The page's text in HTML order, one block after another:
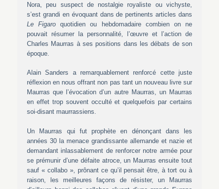
Nora, peu suspect de nostalgie royaliste ou vichyste,
s’est grandi en évoquant dans de pertinents articles dans
Le Figaro quotidien ou hebdomadaire combien on ne
pouvait résumer la personnalité, l’œuvre et l’action de
Charles Maurras à ses positions dans les débats de son
époque.
Alain Sanders a remarquablement renforcé cette juste
réflexion en nous offrant non pas tant un nouveau livre sur
Maurras que l’évocation d’un autre Maurras, un Maurras
en effet trop souvent occulté et quelquefois par certains
soi-disant maurrassiens.
Un Maurras qui fut prophète en dénonçant dans les
années 30 la menace grandissante allemande et nazie et
demandant inlassablement de renforcer notre armée pour
se prémunir d’une défaite atroce, un Maurras ensuite tout
sauf « collabo », prônant ce qu’il pensait être, à tort ou à
raison, les meilleures façons de résister, un Maurras